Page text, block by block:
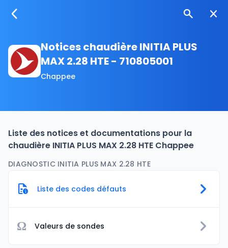
Notices chaudière INITIA PLUS
MAX 2.28 HTE - 710805001
Chappee
Liste des notices et documentations pour la
chaudière INITIA PLUS MAX 2.28 HTE Chappee
DIAGNOSTIC INITIA PLUS MAX 2.28 HTE
Liste des codes défauts
Ω Valeurs de sondes